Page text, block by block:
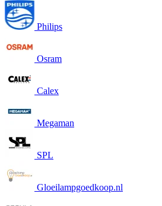
Philips
Osram
Calex
Megaman
SPL
Gloeilampgoedkoop.nl